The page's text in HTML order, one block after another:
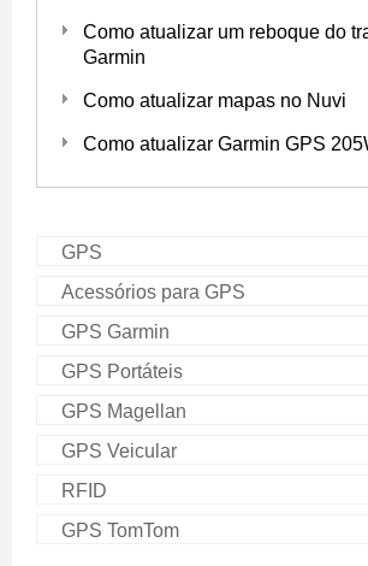
Como atualizar um reboque do
Garmin
Como atualizar mapas no Nuvi
Como atualizar Garmin GPS
GPS
Acessórios para GPS
GPS Garmin
GPS Portáteis
GPS Magellan
GPS Veicular
RFID
GPS TomTom